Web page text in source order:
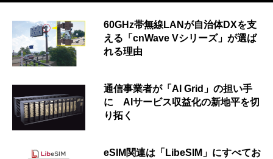
60GHz帯無線LANが自治体DXを支
える「cnWave Vシリーズ」が選ば
れる理由
通信事業者が「AI Grid」の担い手
に AIサービス収益化の新地平を切
り拓く
eSIM関連は「LibeSIM」にすべてお